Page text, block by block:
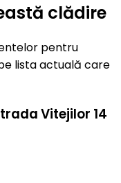
clădire
pentru
lista actuală care
Vitejilor 14